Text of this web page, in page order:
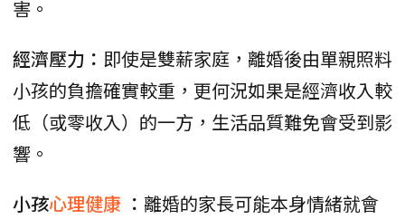
害。
經濟壓力： 即使是雙薪家庭，離婚後由單親照料
小孩的負擔確實較重，更何況如果是經濟收入較
低（或零收入）的一方，生活品質難免會受到影
響。
小孩心理健康 ： 離婚的家長可能本身情緒就會